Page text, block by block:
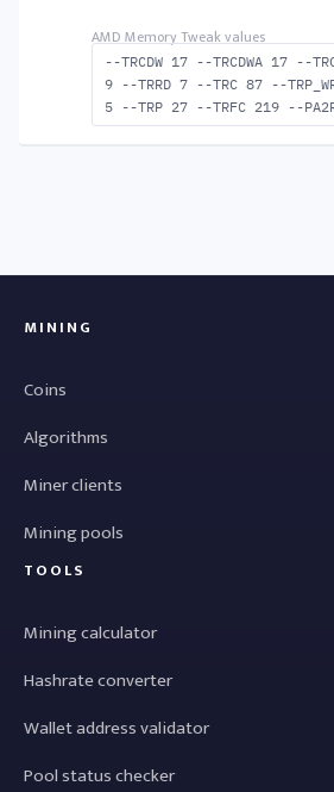
--TRCDW 17 --TRCDWA 17 --
9 --TRRD 7 --TRC 87 --
5 --TRP 27 --TRFC 219 --
A 0 --TFAW 12 --TCRCRL 3 --
MINING
Coins
Algorithms
Miner clients
Mining pools
TOOLS
Mining calculator
Hashrate converter
Wallet address validator
Pool status checker